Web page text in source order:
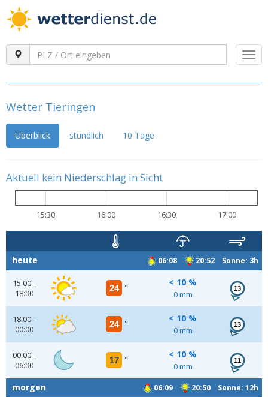
Wetter Tieringen
Überblick stündlich 10 Tage
Aktuell kein Niederschlag in Sicht
15:30 16:00 16:30 17:00
06:08 20:52 Sonne: 3h
heute
15:00 -
18:00
24 °
< 10 %
0 mm
13
18:00 -
00:00
24 °
< 10 %
0 mm
13
00:00 -
06:00
17 °
< 10 %
0 mm
11
06:09 20:50 Sonne: 12h
morgen